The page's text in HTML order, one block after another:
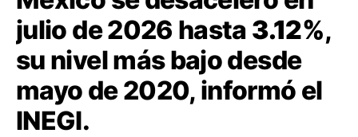
julio de 2026 hasta 3.12%,
su nivel más bajo desde
mayo de 2020, informó el
INEGI.